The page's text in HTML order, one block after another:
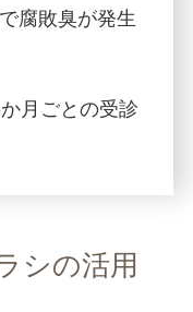
腐敗臭が発生
月ごとの受診
シの活用